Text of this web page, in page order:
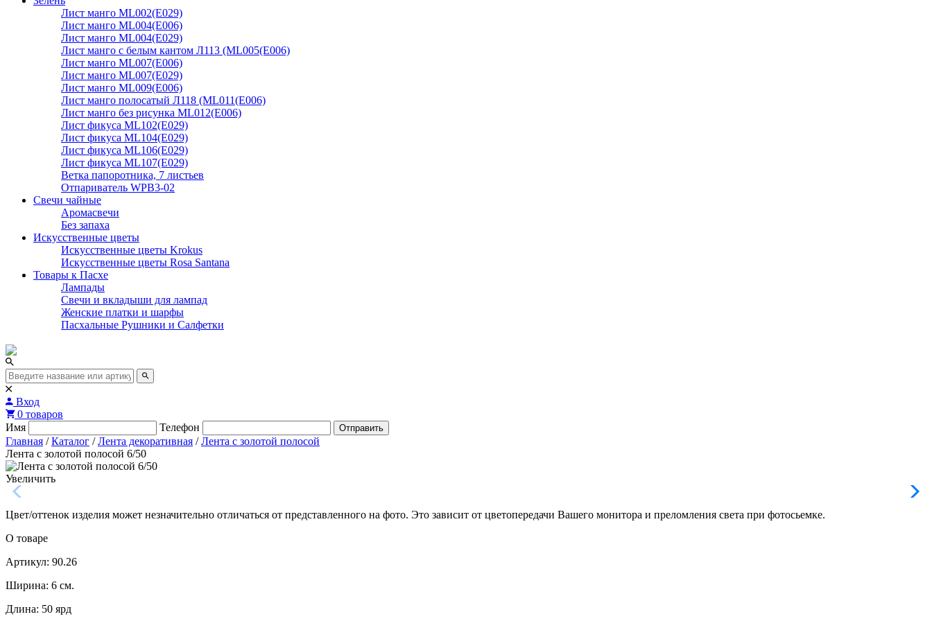
Лист манго ML002(E029)
Лист манго ML004(E006)
Лист манго ML004(E029)
Лист манго с белым кантом Л113 (ML005(E006)
Лист манго ML007(E006)
Лист манго ML007(E029)
Лист манго ML009(E006)
Лист манго полосатый Л118 (ML011(E006)
Лист манго без рисунка ML012(E006)
Лист фикуса ML102(E029)
Лист фикуса ML104(E029)
Лист фикуса ML106(E029)
Лист фикуса ML107(E029)
Ветка папоротника, 7 листьев
Отпариватель WPB3-02
Свечи чайные
Аромасвечи
Без запаха
Искусственные цветы
Искусственные цветы Krokus
Искусственные цветы Rosa Santana
Товары к Пасхе
Лампады
Свечи и вкладыши для лампад
Женские платки и шарфы
Пасхальные Рушники и Салфетки
Вход
0 товаров
Имя
Телефон Отправить
Главная / Каталог / Лента декоративная / Лента с золотой полосой
Лента с золотой полосой 6/50
Увеличить
Цвет/оттенок изделия может незначительно отличаться от представленного на фото. Это зависит от цветопередачи Вашего монитора и преломления света при фотосьемке.
О товаре
Артикул: 90.26
Ширина: 6 см.
Длина: 50 ярд